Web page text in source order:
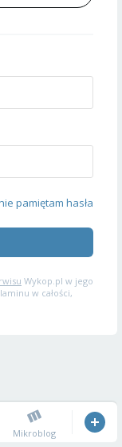
pamiętam hasła
Wykop.pl w jego
w całości,
Mikroblog